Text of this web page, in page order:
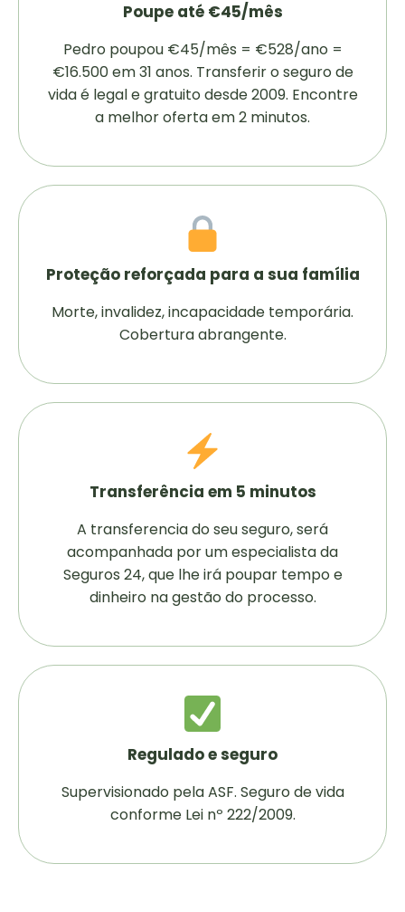
Poupe até €45/mês
Pedro poupou €45/mês = €528/ano =
€16.500 em 31 anos. Transferir o seguro de
vida é legal e gratuito desde 2009. Encontre
a melhor oferta em 2 minutos.
Proteção reforçada para a sua família
Morte, invalidez, incapacidade temporária.
Cobertura abrangente.
Transferência em 5 minutos
A transferencia do seu seguro, será
acompanhada por um especialista da
Seguros 24, que lhe irá poupar tempo e
dinheiro na gestão do processo.
Regulado e seguro
Supervisionado pela ASF. Seguro de vida
conforme Lei nº 222/2009.